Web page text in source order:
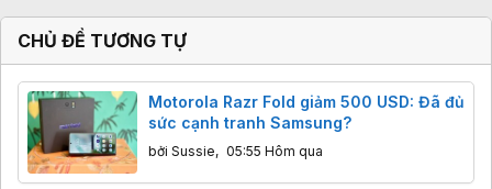
CHỦ ĐỀ TƯƠNG TỰ
Motorola Razr Fold giảm 500 USD: Đã đủ
sức cạnh tranh Samsung?
bởi Sussie, 05:55 Hôm qua